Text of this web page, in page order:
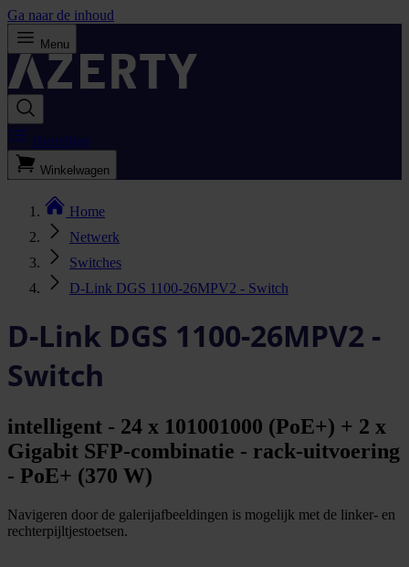
Ga naar de inhoud
Menu
Bestellijst
Winkelwagen
Home
Netwerk
Switches
D-Link DGS 1100-26MPV2 - Switch
D-Link DGS 1100-26MPV2 -
Switch
intelligent - 24 x 101001000 (PoE+) + 2 x
Gigabit SFP-combinatie - rack-uitvoering
- PoE+ (370 W)
Navigeren door de galerijafbeeldingen is mogelijk met de linker- en
rechterpijltjestoetsen.